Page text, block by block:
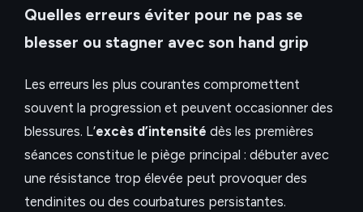
Quelles erreurs éviter pour ne pas se
blesser ou stagner avec son hand grip
Les erreurs les plus courantes compromettent
souvent la progression et peuvent occasionner des
blessures. L’excès d’intensité dès les premières
séances constitue le piège principal : débuter avec
une résistance trop élevée peut provoquer des
tendinites ou des courbatures persistantes.